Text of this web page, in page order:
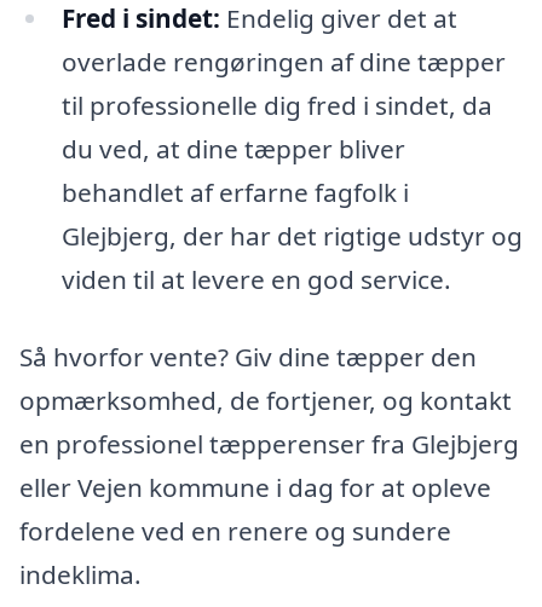
Fred i sindet: Endelig giver det at
overlade rengøringen af dine tæpper
til professionelle dig fred i sindet, da
du ved, at dine tæpper bliver
behandlet af erfarne fagfolk i
Glejbjerg, der har det rigtige udstyr og
viden til at levere en god service.
Så hvorfor vente? Giv dine tæpper den
opmærksomhed, de fortjener, og kontakt
en professionel tæpperenser fra Glejbjerg
eller Vejen kommune i dag for at opleve
fordelene ved en renere og sundere
indeklima.